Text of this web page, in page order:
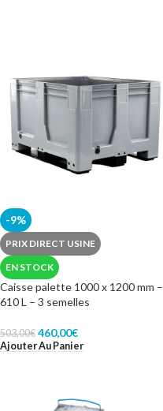
-9%
PRIX DIRECT USINE
EN STOCK
Caisse palette 1000 x 1200 mm –
610 L – 3 semelles
503,00€ 460,00€
Ajouter Au Panier